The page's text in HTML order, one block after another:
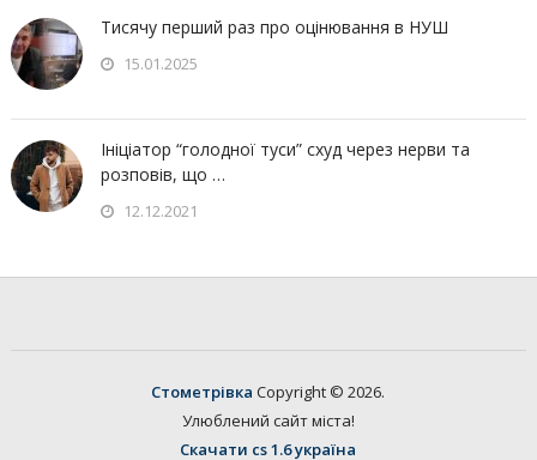
Тисячу перший раз про оцінювання в НУШ
15.01.2025
Ініціатор “голодної туси” схуд через нерви та
розповів, що …
12.12.2021
Стометрівка Copyright © 2026.
Улюблений сайт міста!
Скачати cs 1.6 україна